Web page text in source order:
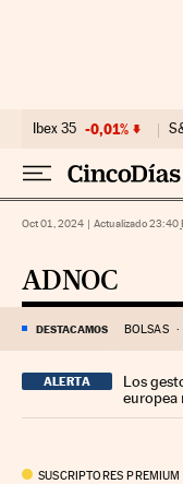
Ibex 35 -0,01%
Oct 01, 2024 | Actualizado 23:40
ADNOC
DESTACAMOS BOLSAS
ALERTA
Los
europea
SUSCRIPTORES PREMIUM